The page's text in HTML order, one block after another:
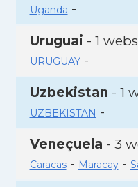
Uganda -
Uruguai - 1 webs
URUGUAY-
Uzbekistan - 1
UZBEKISTAN -
Veneçuela - 3
Caracas- Maracay-